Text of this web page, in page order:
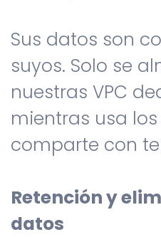
Sus datos son
suyos. Solo se
nuestras VPC
mientras usa
comparte con
Retención y
datos